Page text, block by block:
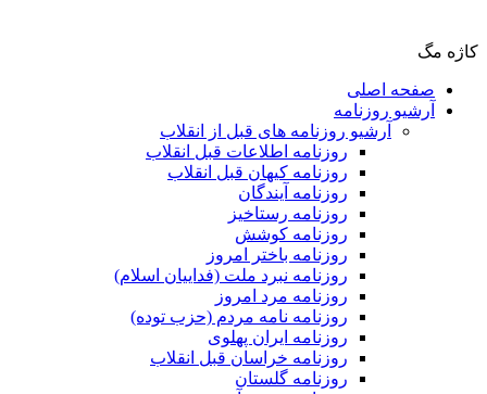
کاژه مگ
صفحه اصلی
آرشیو روزنامه
آرشیو روزنامه های قبل از انقلاب
روزنامه اطلاعات قبل انقلاب
روزنامه کیهان قبل انقلاب
روزنامه آیندگان
روزنامه رستاخیز
روزنامه کوشش
روزنامه باختر امروز
روزنامه نبرد ملت (فداییان اسلام)
روزنامه مرد امروز
روزنامه نامه مردم (حزب توده)
روزنامه ایران پهلوی
روزنامه خراسان قبل انقلاب
روزنامه گلستان